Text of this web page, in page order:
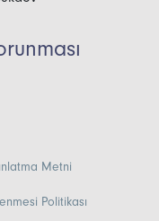
Metni
Politikası